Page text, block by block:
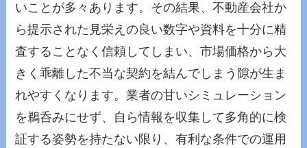
いことが多々あります。その結果、不動産会社か
ら提示された見栄えの良い数字や資料を十分に精
査することなく信頼してしまい、市場価格から大
きく乖離した不当な契約を結んでしまう隙が生ま
れやすくなります。業者の甘いシミュレーション
を鵜呑みにせず、自ら情報を収集して多角的に検
証する姿勢を持たない限り、有利な条件での運用